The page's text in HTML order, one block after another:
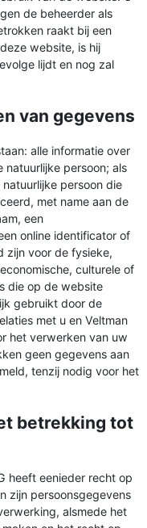
de beheerder als
raakt bij een
website, is hij
lijdt en nog zal
van gegevens
alle informatie over
persoon; als
persoon die
met name aan de
een
online identificator of
zijn voor de fysieke,
culturele of
die op de website
gebruikt door de
met u en Veltman
het verwerken van uw
geen gegevens aan
tenzij nodig voor het
betrekking tot
heeft eenieder recht op
zijn persoonsgegevens
alsmede het